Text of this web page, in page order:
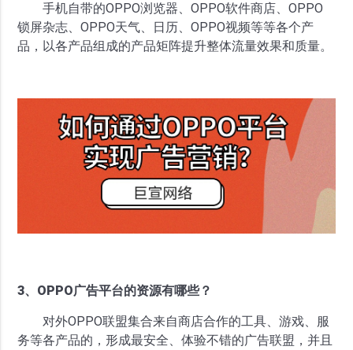
手机自带的OPPO浏览器、OPPO软件商店、OPPO
锁屏杂志、OPPO天气、日历、OPPO视频等等各个产
品，以各产品组成的产品矩阵提升整体流量效果和质量。
3、OPPO广告平台的资源有哪些？
对外OPPO联盟集合来自商店合作的工具、游戏、服
务等各产品的，形成最安全、体验不错的广告联盟，并且